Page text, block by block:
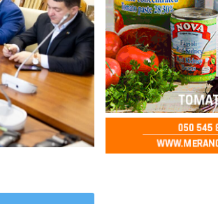
GÜNDƏM
Milli Məclisin
Zaqatalanın dağ
Cimcimax kəndində
-FOTOLAR
05.08.2026 - 12:15